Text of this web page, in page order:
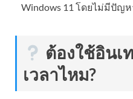
Windows 11 โดยไม่มีปัญห
ต้องใช้อินเ
เวลาไหม?